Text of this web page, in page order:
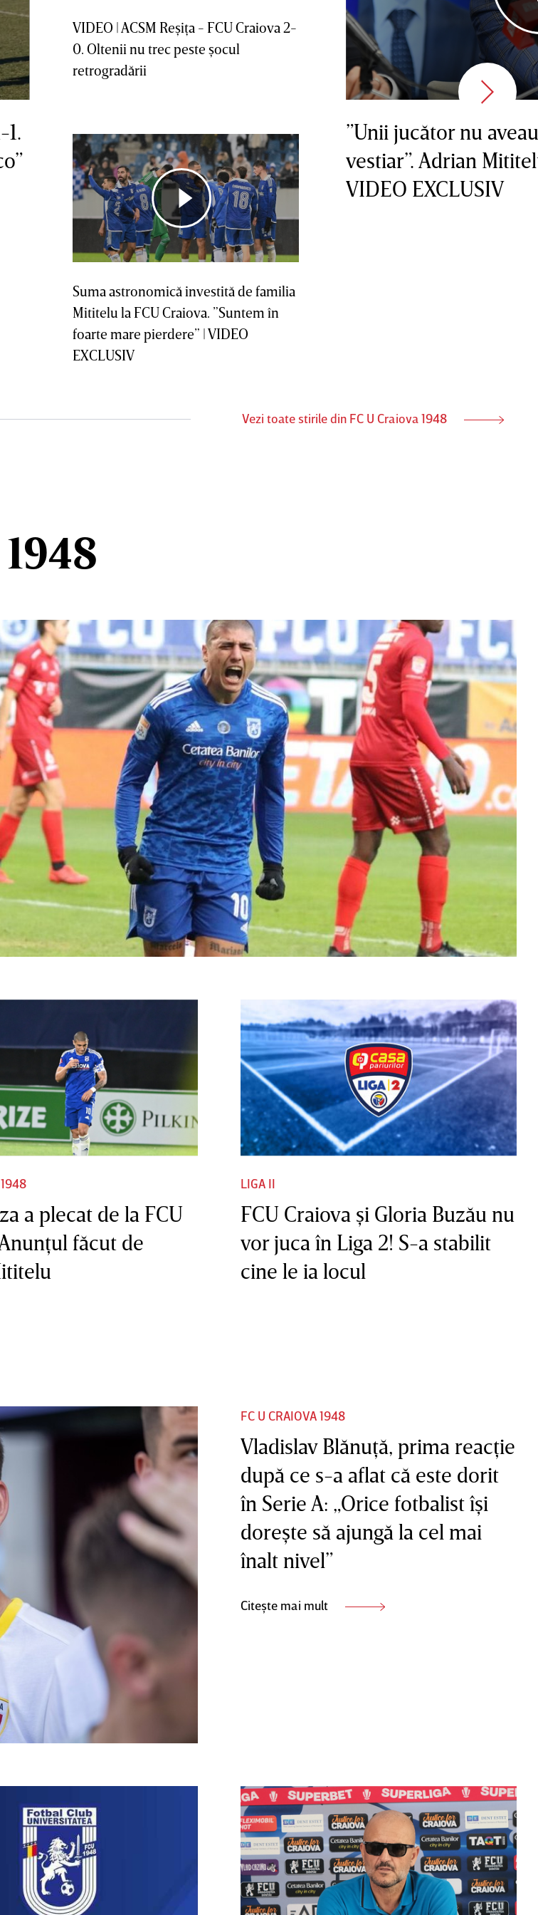
VIDEO | ACSM Reşiţa - FCU Craiova 2-
0. Oltenii nu trec peste şocul
retrogradării
Suma astronomică investită de familia
Mititelu la FCU Craiova. ”Suntem în
foarte mare pierdere” | VIDEO
EXCLUSIV
”Unii jucător nu
vestiar”. Adrian
VIDEO EXCLUSIV
Vezi toate stirile din FC U Craiova 1948
a plecat de la FCU
făcut de
LIGA II
FCU Craiova şi Gloria Buzău nu
vor juca în Liga 2! S-a stabilit
cine le ia locul
FC U CRAIOVA 1948
Vladislav Blănuţă, prima reacţie
după ce s-a aflat că este dorit
în Serie A: „Orice fotbalist îşi
doreşte să ajungă la cel mai
înalt nivel”
Citește mai mult